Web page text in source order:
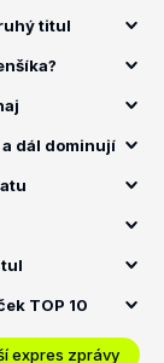
titul
dál dominují
TOP 10
expres zprávy